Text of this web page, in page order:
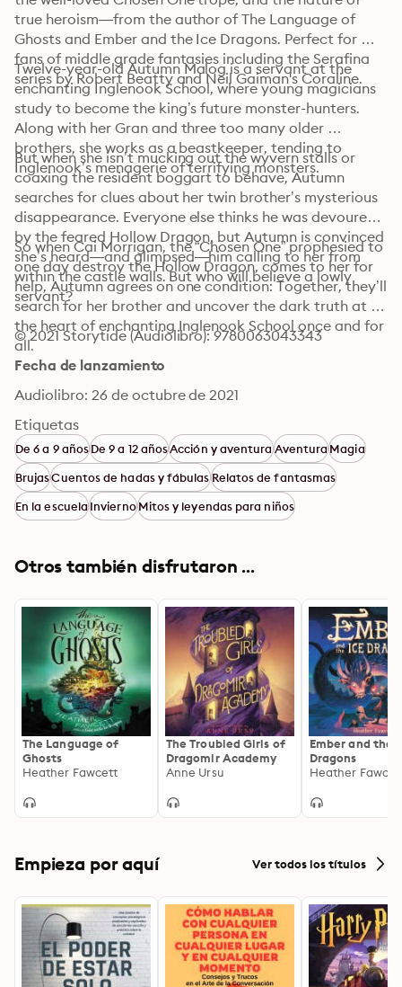
true heroism—from the author of The Language of
Ghosts and Ember and the Ice Dragons. Perfect for
fans of middle grade fantasies including the Serafina
Twelve-year-old Autumn Malog is a servant at the
enchanting Inglenook School, where young magicians
study to become the king’s future monster-hunters.
Along with her Gran and three too many older
brothers, she works as a beastkeeper, tending to
Inglenook’s menagerie of terrifying monsters.
But when she isn’t mucking out the wyvern stalls or
coaxing the resident boggart to behave, Autumn
searches for clues about her twin brother’s mysterious
disappearance. Everyone else thinks he was devoured
by the feared Hollow Dragon, but Autumn is convinced
she’s heard—and glimpsed—him calling to her from
within the castle walls. But who will believe a lowly
servant?
So when Cai Morrigan, the “Chosen One” prophesied to
one day destroy the Hollow Dragon, comes to her for
help, Autumn agrees on one condition: Together, they’ll
search for her brother and uncover the dark truth at
the heart of enchanting Inglenook School once and for
all.
© 2021 Storytide (Audiolibro): 9780063043343
Fecha de lanzamiento
Audiolibro: 26 de octubre de 2021
Etiquetas
De 6 a 9 añosDe 9 a 12 añosAcción y aventuraAventuraMagia
BrujasCuentos de hadas y fábulasRelatos de fantasmas
En la escuelaInviernoMitos y leyendas para niños
Otros también disfrutaron ...
The Language of
Ghosts
Heather Fawcett
The Troubled Girls of
Dragomir Academy
Anne Ursu
Ember and the
Dragons
Heather
Empieza por aquí Ver todos los títulos